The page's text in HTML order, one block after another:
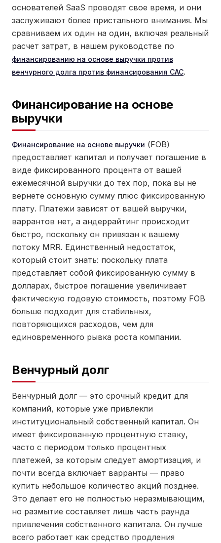
основателей SaaS проводят свое время, и они
заслуживают более пристального внимания. Мы
сравниваем их один на один, включая реальный
расчет затрат, в нашем руководстве по
финансированию на основе выручки против
венчурного долга против финансирования CAC.
Финансирование на основе
выручки
Финансирование на основе выручки (FOB)
предоставляет капитал и получает погашение в
виде фиксированного процента от вашей
ежемесячной выручки до тех пор, пока вы не
вернете основную сумму плюс фиксированную
плату. Платежи зависят от вашей выручки,
варрантов нет, а андеррайтинг происходит
быстро, поскольку он привязан к вашему
потоку MRR. Единственный недостаток,
который стоит знать: поскольку плата
представляет собой фиксированную сумму в
долларах, быстрое погашение увеличивает
фактическую годовую стоимость, поэтому FOB
больше подходит для стабильных,
повторяющихся расходов, чем для
единовременного рывка роста компании.
Венчурный долг
Венчурный долг — это срочный кредит для
компаний, которые уже привлекли
институциональный собственный капитал. Он
имеет фиксированную процентную ставку,
часто с периодом только процентных
платежей, за которым следует амортизация, и
почти всегда включает варранты — право
купить небольшое количество акций позднее.
Это делает его не полностью неразмывающим,
но размытие составляет лишь часть раунда
привлечения собственного капитала. Он лучше
всего работает как средство продления